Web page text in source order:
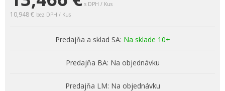
s DPH / Kus
10,948 € bez DPH / Kus
Predajňa a sklad SA: Na sklade 10+
Predajňa BA: Na objednávku
Predajňa LM: Na objednávku